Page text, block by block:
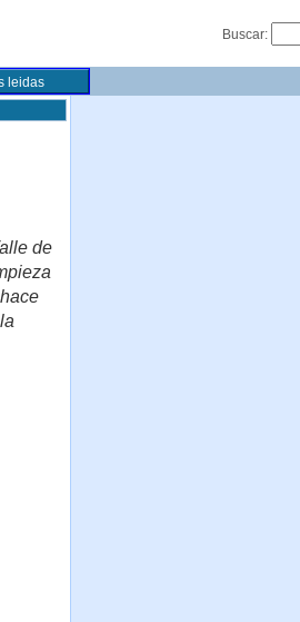
Buscar:
leidas
de